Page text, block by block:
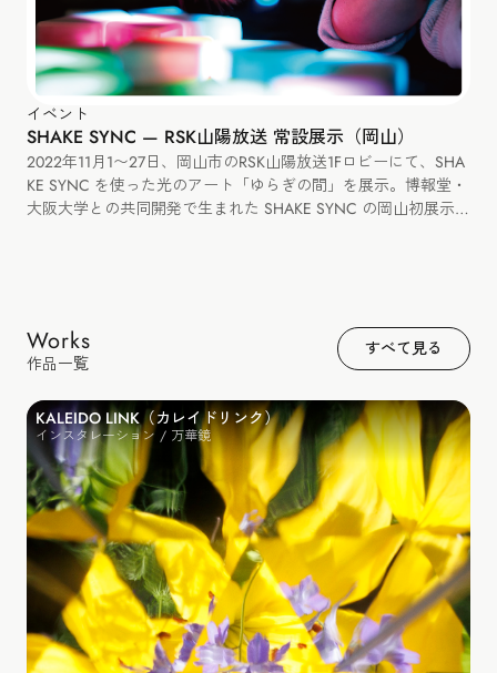
イベント
SHAKE SYNC — RSK山陽放送 常設展示（岡山）
2022年11月1〜27日、岡山市のRSK山陽放送1Fロビーにて、SHA
KE SYNC を使った光のアート「ゆらぎの間」を展示。博報堂・
大阪大学との共同開発で生まれた SHAKE SYNC の岡山初展示と
Works
作品一覧
すべて見る
KALEIDO LINK（カレイドリンク）
インスタレーション / 万華鏡